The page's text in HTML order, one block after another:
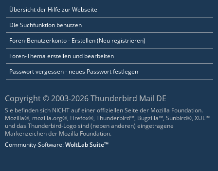
Übersicht der Hilfe zur Webseite
Die Suchfunktion benutzen
Foren-Benutzerkonto - Erstellen (Neu registrieren)
Foren-Thema erstellen und bearbeiten
Passwort vergessen - neues Passwort festlegen
Copyright © 2003-2026 Thunderbird Mail DE
Sie befinden sich NICHT auf einer offiziellen Seite der Mozilla Foundation.
Mozilla®, mozilla.org®, Firefox®, Thunderbird™, Bugzilla™, Sunbird®, XUL™
und das Thunderbird-Logo sind (neben anderen) eingetragene
Markenzeichen der Mozilla Foundation.
Community-Software:WoltLab Suite™